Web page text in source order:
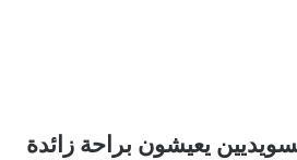
يعيشون براحة زائدة